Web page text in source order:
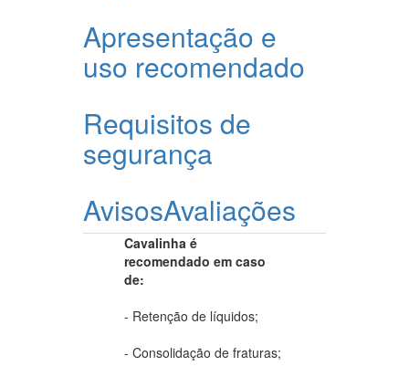
Apresentação e
uso recomendado
Requisitos de
segurança
AvisosAvaliações
Cavalinha é
recomendado em caso
de:
- Retenção de líquidos;
- Consolidação de fraturas;